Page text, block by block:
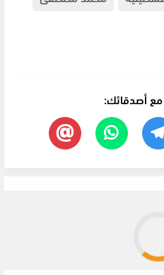
مع أصدقائك: